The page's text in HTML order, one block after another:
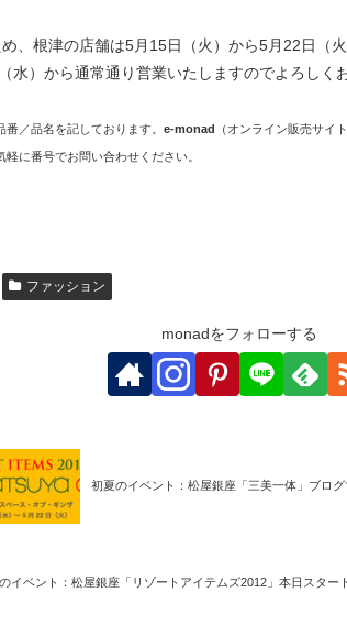
、根津の店舗は5月15日（火）から5月22日（
水）から通常通り営業いたしますのでよろしく
／品名を記しております。 e-monad （オンライン販売サイ
軽に番号でお問い合わせください。
ファッション
monadをフォローする
初夏のイベント：松屋銀座「三美一体」ブロ
イベント：松屋銀座「リゾートアイテムズ2012」本日スター